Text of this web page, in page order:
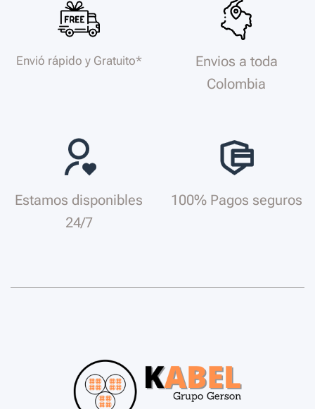
Envió rápido y Gratuito*
Envios a toda
Colombia
Estamos disponibles
24/7
100% Pagos seguros